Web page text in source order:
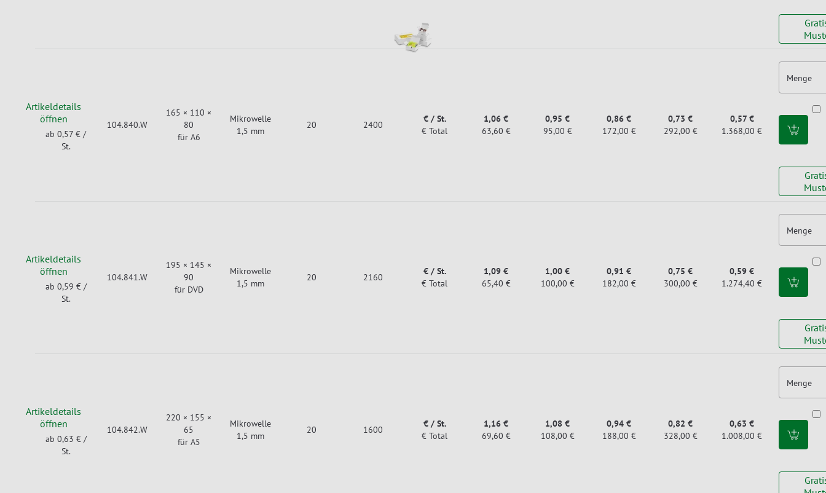
Artikeldetails
öffnen
ab 0,57 € /
St.
104.840.W
165 × 110 ×
80
für A6
Mikrowelle
1,5 mm
20 2400
€ / St.
€ Total
1,06 €
63,60 €
0,95 €
95,00 €
0,86 €
172,00 €
0,73 €
292,00 €
0,57 €
1.368,00 €
Menge
Artikeldetails
öffnen
ab 0,59 € /
St.
104.841.W
195 × 145 ×
90
für DVD
Mikrowelle
1,5 mm
20 2160
€ / St.
€ Total
1,09 €
65,40 €
1,00 €
100,00 €
0,91 €
182,00 €
0,75 €
300,00 €
0,59 €
1.274,40 €
Menge
Artikeldetails
öffnen
ab 0,63 € /
St.
104.842.W
220 × 155 ×
65
für A5
Mikrowelle
1,5 mm
20 1600
€ / St.
€ Total
1,16 €
69,60 €
1,08 €
108,00 €
0,94 €
188,00 €
0,82 €
328,00 €
0,63 €
1.008,00 €
Menge